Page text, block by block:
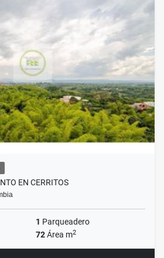
EN CERRITOS
1 Parqueadero
72Área m2